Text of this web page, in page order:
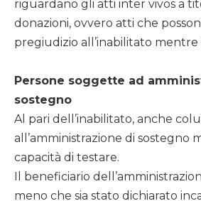
riguardano gli atti inter vivos a
donazioni, ovvero atti che
pregiudizio all’inabilitato mentre
Persone soggette ad
sostegno
Al pari dell’inabilitato, anche
all’amministrazione di sostegno
capacità di testare.
Il beneficiario
meno che sia stato dichiarato